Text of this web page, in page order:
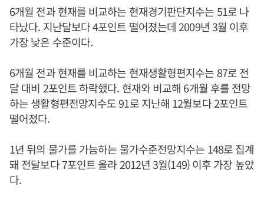
6개월 전과 현재를 비교하는 현재경기판단지수는 51로 나
타났다. 지난달보다 4포인트 떨어졌는데 2009년 3월 이후
가장 낮은 수준이다.
6개월 전과 현재를 비교하는 현재생활형편지수는 87로 전
달 대비 2포인트 하락했다. 현재와 비교해 6개월 후를 전망
하는 생활형편전망지수도 91로 지난해 12월보다 2포인트
떨어졌다.
1년 뒤의 물가를 가늠하는 물가수준전망지수는 148로 집계
돼 전달보다 7포인트 올라 2012년 3월(149) 이후 가장 높았
다.